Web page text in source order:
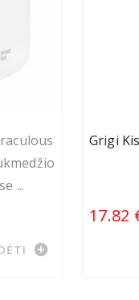
...
add_circle
Grigi
17.82